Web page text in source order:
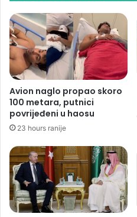
Avion naglo propao skoro
100 metara, putnici
povrijeđeni u haosu
23 hours ranije